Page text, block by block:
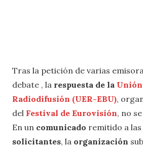
Tras la petición de varias
debate , la respuesta de la Unión
Radiodifusión (UER-EBU),
del Festival de Eurovisión, no
En un comunicado remitido a las
solicitantes, la organización